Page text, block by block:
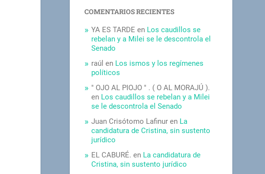
COMENTARIOS RECIENTES
YA ES TARDE en Los caudillos se
rebelan y a Milei se le descontrola el
Senado
raúl en Los ismos y los regímenes
políticos
" OJO AL PIOJO " . ( O AL MORAJÚ ).
en Los caudillos se rebelan y a Milei
se le descontrola el Senado
Juan Crisótomo Lafinur en La
candidatura de Cristina, sin sustento
jurídico
EL CABURÉ. en La candidatura de
Cristina, sin sustento jurídico